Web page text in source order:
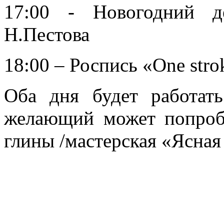
17:00 - Новогодний
Н.Пестова
18:00 – Роспись «One
Оба дня будет
желающий может
глины /мастерская